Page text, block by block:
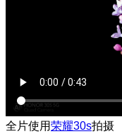
全片使用荣耀30s拍摄